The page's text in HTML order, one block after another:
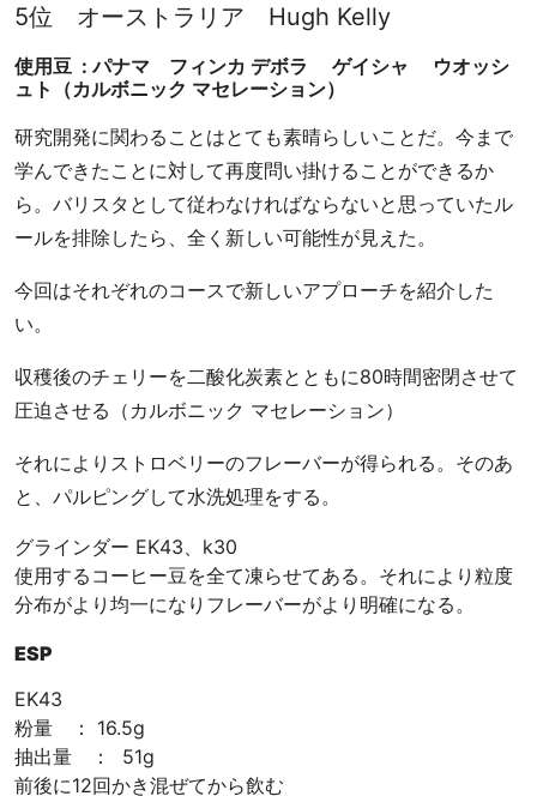
5位 オーストラリア Hugh Kelly
使用豆 : パナマ フィンカ デボラ ゲイシャ ウオッシ
ュト（カルボニック マセレーション）
研究開発に関わることはとても素晴らしいことだ。今まで
学んできたことに対して再度問い掛けることができるか
ら。バリスタとして従わなければならないと思っていたル
ールを排除したら、全く新しい可能性が見えた。
今回はそれぞれのコースで新しいアプローチを紹介した
い。
収穫後のチェリーを二酸化炭素とともに80時間密閉させて
圧迫させる（カルボニック マセレーション）
それによりストロベリーのフレーバーが得られる。そのあ
と、パルピングして水洗処理をする。
グラインダー EK43、k30
使用するコーヒー豆を全て凍らせてある。それにより粒度
分布がより均一になりフレーバーがより明確になる。
ESP
EK43
粉量 ： 16.5g
抽出量 ： 51g
前後に12回かき混ぜてから飲む